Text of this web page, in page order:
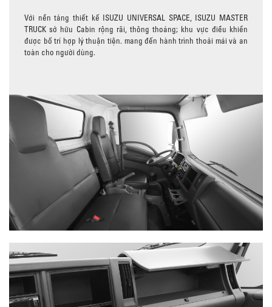
Với nền tảng thiết kế ISUZU UNIVERSAL SPACE, ISUZU MASTER
TRUCK sở hữu Cabin rộng rãi, thông thoáng; khu vực điều khiển
được bố trí hợp lý thuận tiện. mang đến hành trình thoải mái và an
toàn cho người dùng.